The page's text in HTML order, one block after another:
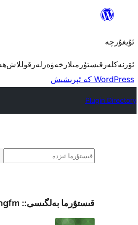
مەزمۇنغا
ئۇيغۇرچە
ئۆرنەكلەر قىستۇرمىلار خەۋەرلەر قوللاش
WordPress كە ئېرىشىش
Plugin Directory
ئىزدە
قىستۇرما بەلگىسى::